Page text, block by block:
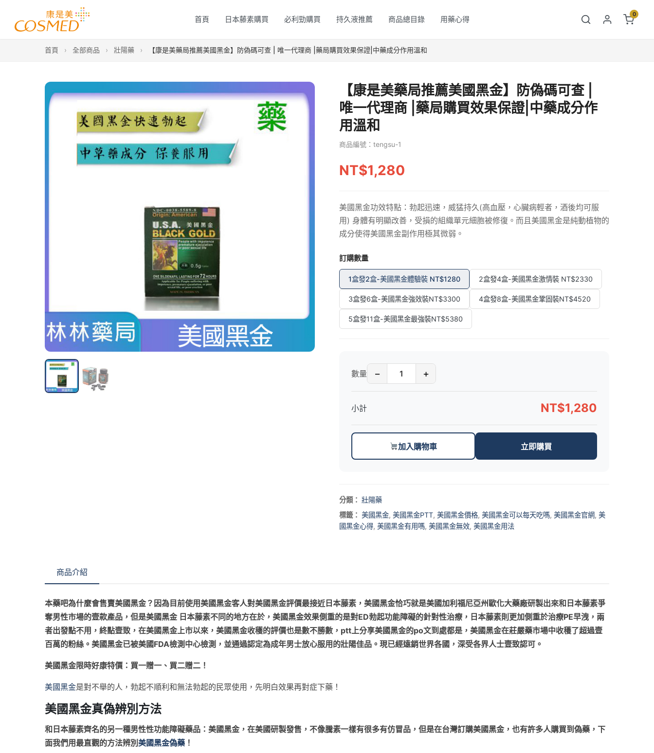
首頁 日本藤素購買 必利勁購買 持久液推薦 商品總目錄 用藥心得
0
首頁 › 全部商品 › 壯陽藥 › 【康是美藥局推薦美國黑金】防偽碼可查 | 唯一代理商 |藥局購買效果保證|中藥成分作用溫和
【康是美藥局推薦美國黑金】防偽碼可查 |
唯一代理商 |藥局購買效果保證|中藥成分作
用溫和
商品編號：tengsu-1
NT$1,280
美國黑金功效特點：勃起迅速，威猛持久(高血壓，心臟病輕者，酒後均可服
用) 身體有明顯改善，受損的組織單元細胞被修復。而且美國黑金是純動植物的
成分使得美國黑金副作用極其微弱。
訂購數量
1盒發2盒-美國黑金體驗裝 NT$1280 2盒發4盒-美國黑金激情裝 NT$2330
3盒發6盒-美國黑金強效裝NT$3300 4盒發8盒-美國黑金鞏固裝NT$4520
5盒發11盒-美國黑金最強裝NT$5380
數量 − +
小計 NT$1,280
加入購物車 立即購買
分類： 壯陽藥
標籤： 美國黑金, 美國黑金PTT, 美國黑金價格, 美國黑金可以每天吃嗎, 美國黑金官網, 美
國黑金心得, 美國黑金有用嗎, 美國黑金無效, 美國黑金用法
商品介紹
本藥吧為什麼會售賣美國黑金？因為目前使用美國黑金客人對美國黑金評價最接近日本藤素，美國黑金恰巧就是美國加利福尼亞州歐化大藥廠研製出來和日本藤素爭
奪男性市場的壹款產品，但是美國黑金 日本藤素不同的地方在於，美國黑金效果側重的是對ED勃起功能障礙的針對性治療，日本藤素則更加側重於治療PE早洩，兩
者出發點不用，終點壹致，在美國黑金上市以來，美國黑金收穫的評價也是數不勝數，ptt上分享美國黑金的po文到處都是，美國黑金在莊嚴藥市場中收穫了超過壹
百萬的粉絲。美國黑金已被美國FDA檢測中心檢測，並通過認定為成年男士放心服用的壯陽佳品。現已經遠銷世界各國，深受各界人士壹致認可。
美國黑金限時好康特價：買一贈一、買二贈二！
美國黑金是對不舉的人，勃起不順利和無法勃起的民眾使用，先明白效果再對症下藥！
美國黑金真偽辨別方法
和日本藤素齊名的另一種男性性功能障礙藥品：美國黑金，在美國研製發售，不像騰素一樣有很多有仿冒品，但是在台灣訂購美國黑金，也有許多人購買到偽藥，下
面我們用最直觀的方法辨別 美國黑金偽藥 ！